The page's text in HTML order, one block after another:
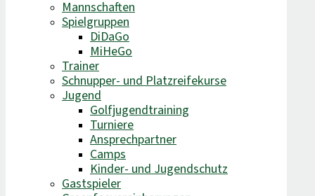
Mannschaften
Spielgruppen
DiDaGo
MiHeGo
Trainer
Schnupper- und Platzreifekurse
Jugend
Golfjugendtraining
Turniere
Ansprechpartner
Camps
Kinder- und Jugendschutz
Gastspieler